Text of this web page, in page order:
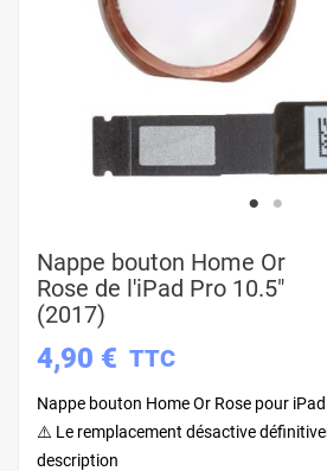
Nappe bouton Home Or
Rose de l'iPad Pro 10.5"
(2017)
4,90 € TTC
Nappe bouton Home Or Rose pour
⚠️ Le remplacement désactive
description